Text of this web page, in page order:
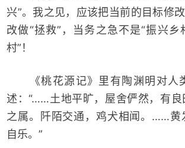
兴”。我之见，应该把当前的目标修
改做“拯救”，当务之急不是“振兴乡
村”！
《桃花源记》里有陶渊明对人
述：“……土地平旷，屋舍俨然，有良
之属。阡陌交通，鸡犬相闻。……黄
自乐。”